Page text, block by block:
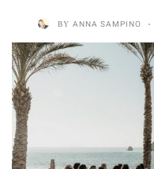
BY ANNA SAMPINO